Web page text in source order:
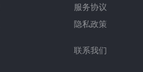
服务协议
隐私政策
联系我们